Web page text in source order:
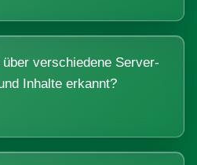
verschiedene Server-
Inhalte erkannt?